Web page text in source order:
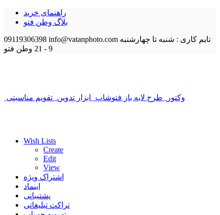
راهنمای خرید
بلاگ وطن فتو
09119306398 info@vatanphoto.com تایم کاری : شنبه تا چهارشنبه
9 - 21
وطن فتو
وکتور طرح لایه باز فتوشاپ ابزار تدوین تقویم مناسبتی
Wish Lists
Create
Edit
View
اشتراک ویژه
اینماد
پشتیبانی
تراکت تبلیغاتی